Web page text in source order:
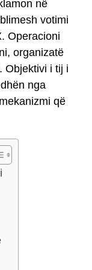
në
votimi
Operacioni
organizatë
Objektivi i tij i
nga
që